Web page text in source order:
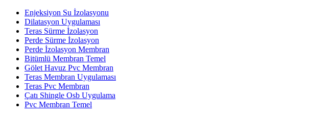
Enjeksiyon Su İzolasyonu
Dilatasyon Uygulaması
Teras Sürme İzolasyon
Perde Sürme İzolasyon
Perde İzolasyon Membran
Bitümlü Membran Temel
Gölet Havuz Pvc Membran
Teras Membran Uygulaması
Teras Pvc Membran
Çatı Shingle Osb Uygulama
Pvc Membran Temel